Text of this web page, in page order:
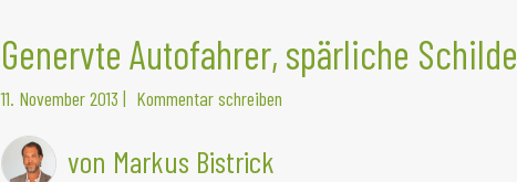
Genervte Autofahrer, spärliche
11. November 2013 | Kommentar schreiben
von Markus Bistrick